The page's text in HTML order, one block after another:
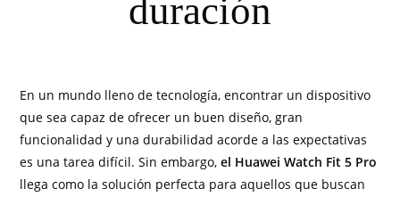
duración
En un mundo lleno de tecnología, encontrar un dispositivo
que sea capaz de ofrecer un buen diseño, gran
funcionalidad y una durabilidad acorde a las expectativas
es una tarea difícil. Sin embargo,el Huawei Watch Fit 5 Pro
llega como la solución perfecta para aquellos que buscan